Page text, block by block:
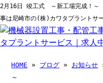
2月16日 竣工式 ～新工場完成！～
事は尼崎市の(株)カワタプラントサ
HOME » ブログ » お知らせ
～